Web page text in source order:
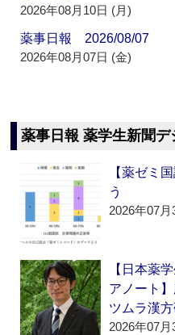
2026年08月10日 (月)
薬事日報 2026/08/07
2026年08月07日 (金)
薬事日報 薬学生新聞デ
【薬ゼミ
う
2026年07
【日本薬
アノート
ツムラ漢
2026年07